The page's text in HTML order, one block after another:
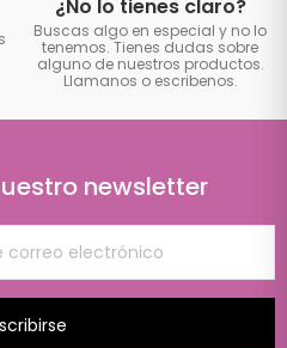
¿No lo tienes claro?
Buscas algo en especial y no lo
tenemos. Tienes dudas sobre
alguno de nuestros productos.
Llamanos o escribenos.
newsletter